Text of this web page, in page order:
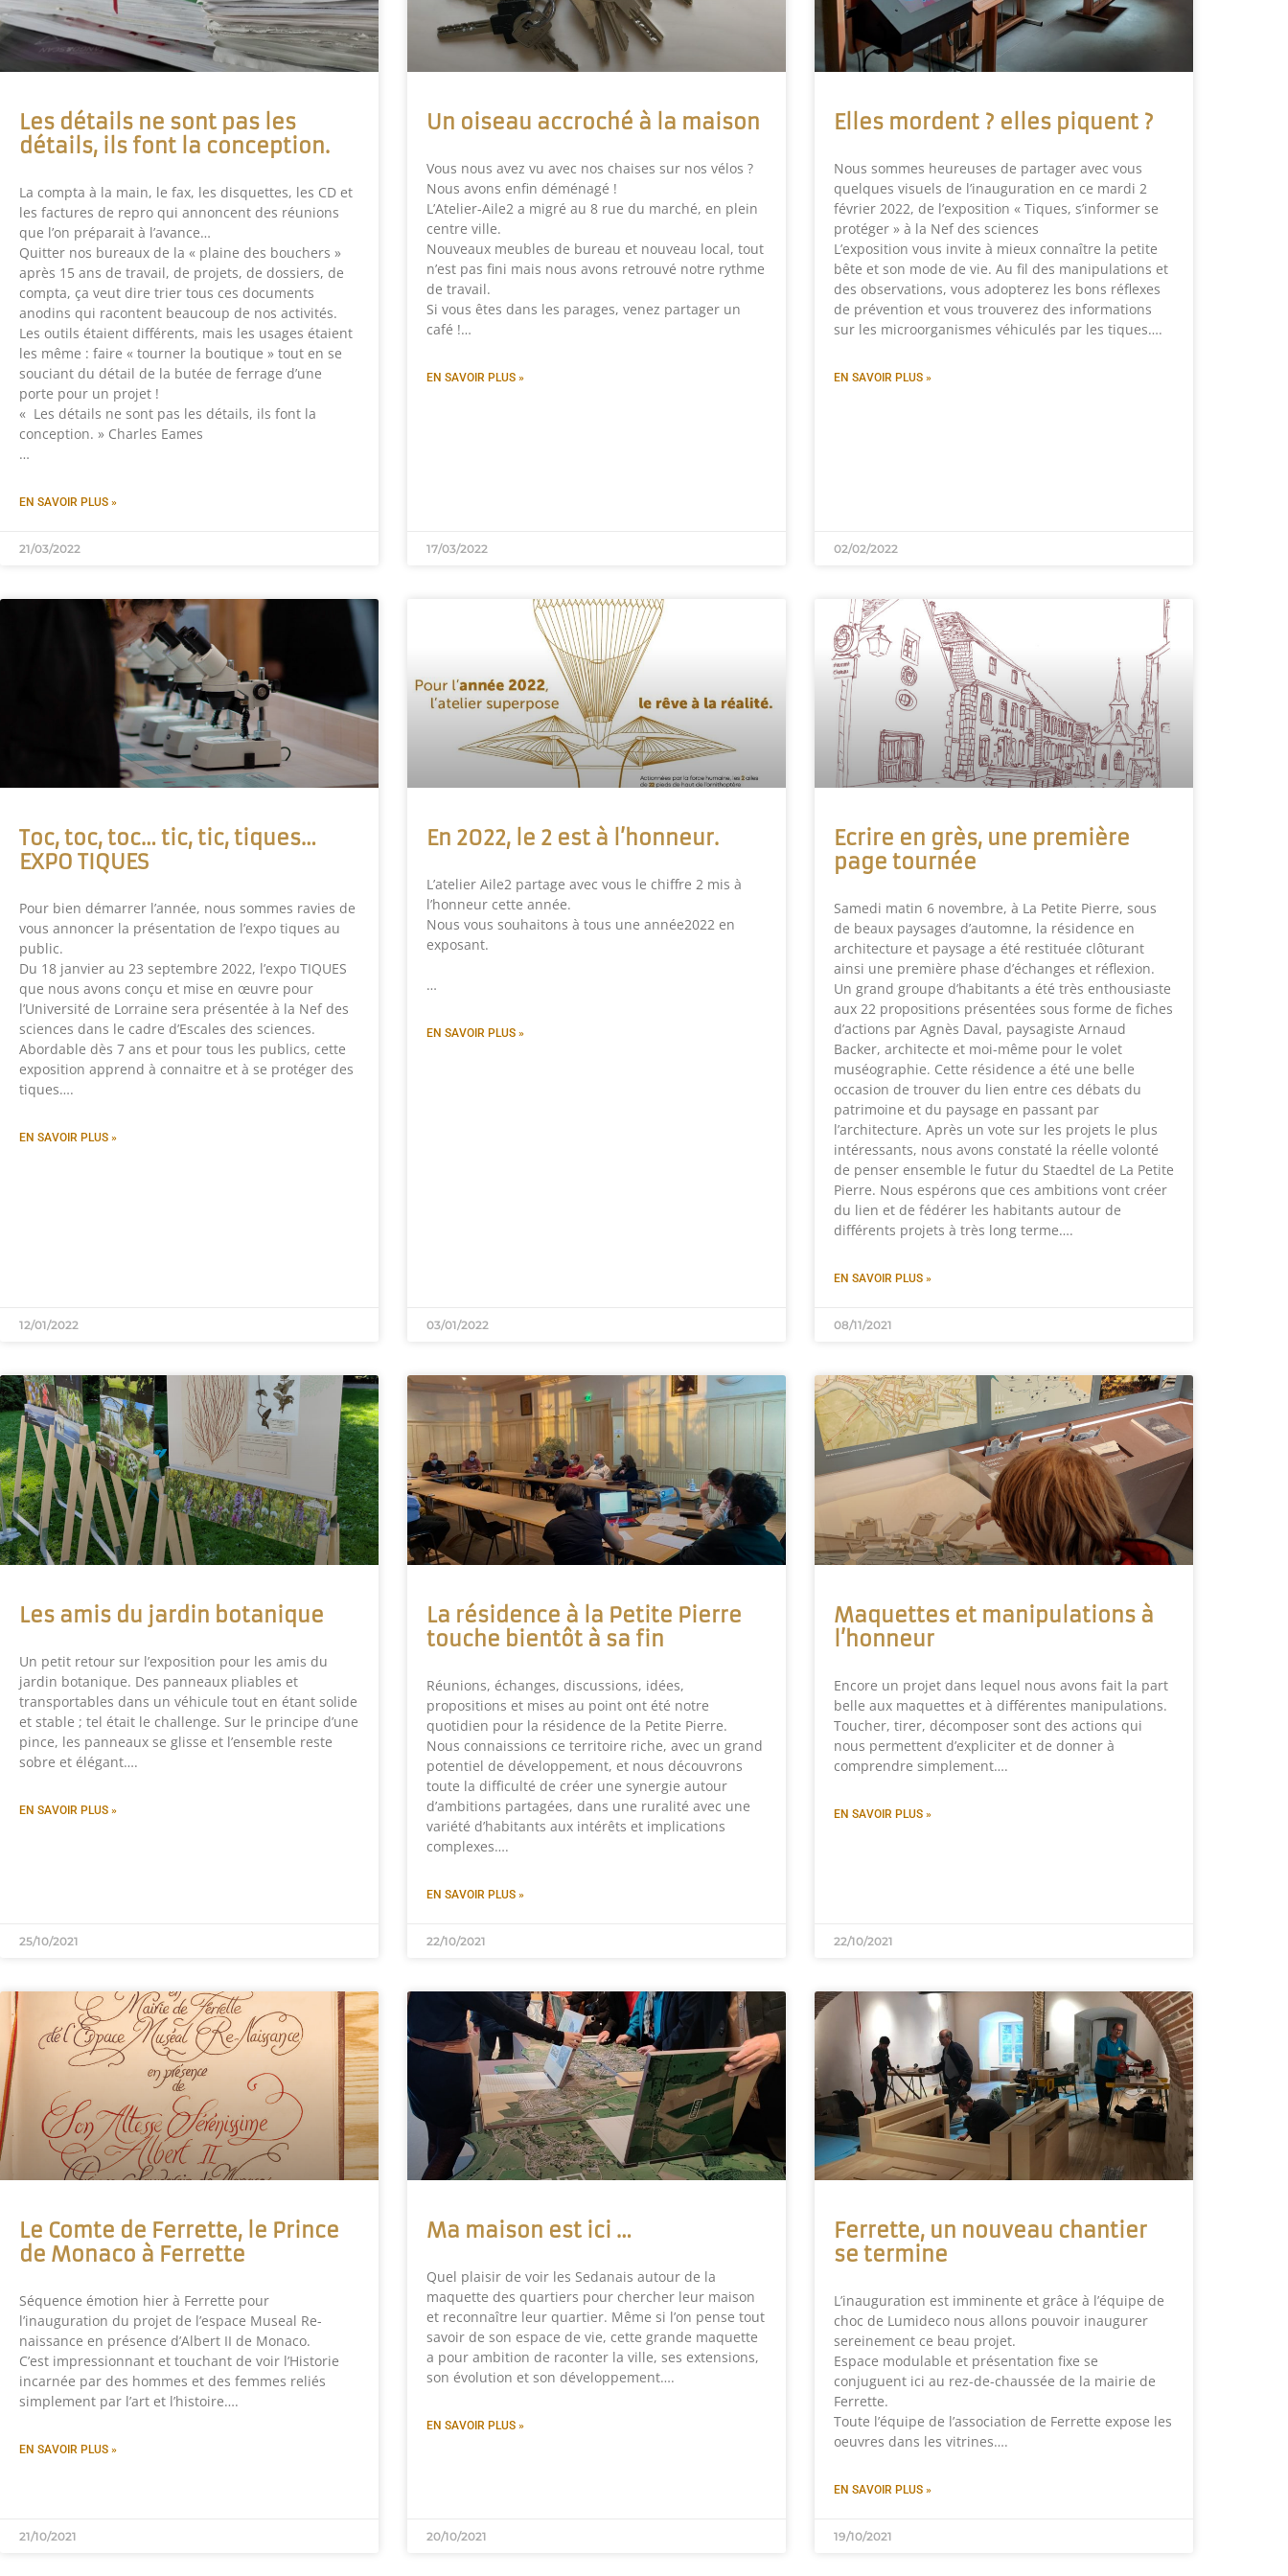
Les détails ne sont pas les
détails, ils font la conception.
La compta à la main, le fax, les disquettes, les CD et
les factures de repro qui annoncent des réunions
que l’on préparait à l’avance…
Quitter nos bureaux de la « plaine des bouchers »
après 15 ans de travail, de projets, de dossiers, de
compta, ça veut dire trier tous ces documents
anodins qui racontent beaucoup de nos activités.
Les outils étaient différents, mais les usages étaient
les même : faire « tourner la boutique » tout en se
souciant du détail de la butée de ferrage d’une
porte pour un projet !
« Les détails ne sont pas les détails, ils font la
conception. » Charles Eames
…
EN SAVOIR PLUS »
21/03/2022
Un oiseau accroché à la maison
Vous nous avez vu avec nos chaises sur nos vélos ?
Nous avons enfin déménagé !
L’Atelier-Aile2 a migré au 8 rue du marché, en plein
centre ville.
Nouveaux meubles de bureau et nouveau local, tout
n’est pas fini mais nous avons retrouvé notre rythme
de travail.
Si vous êtes dans les parages, venez partager un
café !…
EN SAVOIR PLUS »
17/03/2022
Elles mordent ? elles piquent ?
Nous sommes heureuses de partager avec vous
quelques visuels de l’inauguration en ce mardi 2
février 2022, de l’exposition « Tiques, s’informer se
protéger » à la Nef des sciences
L’exposition vous invite à mieux connaître la petite
bête et son mode de vie. Au fil des manipulations et
des observations, vous adopterez les bons réflexes
de prévention et vous trouverez des informations
sur les microorganismes véhiculés par les tiques….
EN SAVOIR PLUS »
02/02/2022
Toc, toc, toc… tic, tic, tiques…
EXPO TIQUES
Pour bien démarrer l’année, nous sommes ravies de
vous annoncer la présentation de l’expo tiques au
public.
Du 18 janvier au 23 septembre 2022, l’expo TIQUES
que nous avons conçu et mise en œuvre pour
l’Université de Lorraine sera présentée à la Nef des
sciences dans le cadre d’Escales des sciences.
Abordable dès 7 ans et pour tous les publics, cette
exposition apprend à connaitre et à se protéger des
tiques….
EN SAVOIR PLUS »
12/01/2022
En 2022, le 2 est à l’honneur.
L’atelier Aile2 partage avec vous le chiffre 2 mis à
l’honneur cette année.
Nous vous souhaitons à tous une année2022 en
exposant.
…
EN SAVOIR PLUS »
03/01/2022
Ecrire en grès, une première
page tournée
Samedi matin 6 novembre, à La Petite Pierre, sous
de beaux paysages d’automne, la résidence en
architecture et paysage a été restituée clôturant
ainsi une première phase d’échanges et réflexion.
Un grand groupe d’habitants a été très enthousiaste
aux 22 propositions présentées sous forme de fiches
d’actions par Agnès Daval, paysagiste Arnaud
Backer, architecte et moi-même pour le volet
muséographie. Cette résidence a été une belle
occasion de trouver du lien entre ces débats du
patrimoine et du paysage en passant par
l’architecture. Après un vote sur les projets le plus
intéressants, nous avons constaté la réelle volonté
de penser ensemble le futur du Staedtel de La Petite
Pierre. Nous espérons que ces ambitions vont créer
du lien et de fédérer les habitants autour de
différents projets à très long terme….
EN SAVOIR PLUS »
08/11/2021
Les amis du jardin botanique
Un petit retour sur l’exposition pour les amis du
jardin botanique. Des panneaux pliables et
transportables dans un véhicule tout en étant solide
et stable ; tel était le challenge. Sur le principe d’une
pince, les panneaux se glisse et l’ensemble reste
sobre et élégant….
EN SAVOIR PLUS »
25/10/2021
La résidence à la Petite Pierre
touche bientôt à sa fin
Réunions, échanges, discussions, idées,
propositions et mises au point ont été notre
quotidien pour la résidence de la Petite Pierre.
Nous connaissions ce territoire riche, avec un grand
potentiel de développement, et nous découvrons
toute la difficulté de créer une synergie autour
d’ambitions partagées, dans une ruralité avec une
variété d’habitants aux intérêts et implications
complexes….
EN SAVOIR PLUS »
22/10/2021
Maquettes et manipulations à
l’honneur
Encore un projet dans lequel nous avons fait la part
belle aux maquettes et à différentes manipulations.
Toucher, tirer, décomposer sont des actions qui
nous permettent d’expliciter et de donner à
comprendre simplement….
EN SAVOIR PLUS »
22/10/2021
Le Comte de Ferrette, le Prince
de Monaco à Ferrette
Séquence émotion hier à Ferrette pour
l’inauguration du projet de l’espace Museal Re-
naissance en présence d’Albert II de Monaco.
C’est impressionnant et touchant de voir l’Historie
incarnée par des hommes et des femmes reliés
simplement par l’art et l’histoire….
EN SAVOIR PLUS »
21/10/2021
Ma maison est ici …
Quel plaisir de voir les Sedanais autour de la
maquette des quartiers pour chercher leur maison
et reconnaître leur quartier. Même si l’on pense tout
savoir de son espace de vie, cette grande maquette
a pour ambition de raconter la ville, ses extensions,
son évolution et son développement….
EN SAVOIR PLUS »
20/10/2021
Ferrette, un nouveau chantier
se termine
L’inauguration est imminente et grâce à l’équipe de
choc de Lumideco nous allons pouvoir inaugurer
sereinement ce beau projet.
Espace modulable et présentation fixe se
conjuguent ici au rez-de-chaussée de la mairie de
Ferrette.
Toute l’équipe de l’association de Ferrette expose les
oeuvres dans les vitrines….
EN SAVOIR PLUS »
19/10/2021